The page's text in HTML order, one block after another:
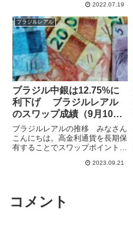
球の農業国で、今年前半のコモデ
ィティ価格の上昇の恩恵を受ける
一方、紛争の起こっているヨーロ
ッパから地理的に遠いこともあ
っ...
2022.07.19
ブラジルレアル
ブラジル中銀は12.75%に
利下げ ブラジルレアル
のスワップ成績（9月10日
週）
ブラジルレアルの推移 みなさん
こんにちは。高金利通貨を長期保
有することでスワップポイント狙
は高金利なうえ、通貨レアルも昨
おり、IG証券のレアル/円のス...
2023.09.21
コメント